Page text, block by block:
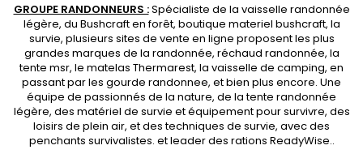
GROUPE RANDONNEURS :Spécialiste de la vaisselle randonnée
légère, du Bushcraft en forêt, boutique materiel bushcraft, la
survie, plusieurs sites de vente en ligne proposent les plus
grandes marques de la randonnée, réchaud randonnée, la
tente msr, le matelas Thermarest, la vaisselle de camping, en
passant par les gourde randonnee, et bien plus encore. Une
équipe de passionnés de la nature, de latente randonnée
légère, des matériel de survie et équipement pour survivre, des
loisirs de plein air, et des techniques de survie, avec des
penchants survivalistes. et leader des rations ReadyWise..